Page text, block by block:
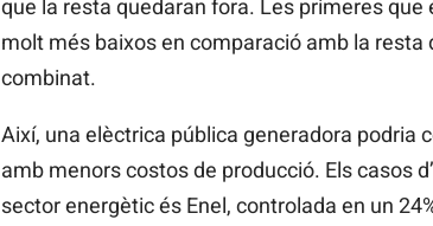
que la resta quedaran fora. Les primeres
molt més baixos en comparació amb la
combinat.
Així, una elèctrica pública generadora podria
amb menors costos de producció. Els casos
sector energètic és Enel, controlada en un